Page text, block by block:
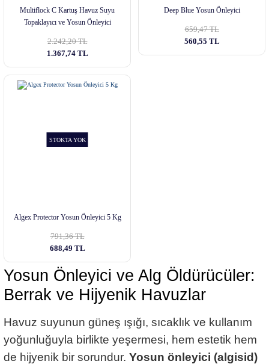
Multiflock C Kartuş Havuz Suyu
Topaklayıcı ve Yosun Önleyici
2.242,20 TL
1.367,74 TL
Deep Blue Yosun Önleyici
659,47 TL
560,55 TL
STOKTA YOK
Algex Protector Yosun Önleyici 5 Kg
791,36 TL
688,49 TL
Yosun Önleyici ve Alg Öldürücüler:
Berrak ve Hijyenik Havuzlar
Havuz suyunun güneş ışığı, sıcaklık ve kullanım
yoğunluğuyla birlikte yeşermesi, hem estetik hem
de hijyenik bir sorundur. Yosun önleyici (algisid)